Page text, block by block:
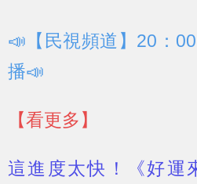
📣【民視頻道】20：
播📣
【看更多】
這進度太快！《好運